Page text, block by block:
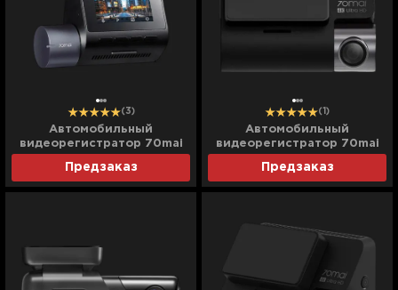
(3)
Автомобильный
видеорегистратор 70mai
Предзаказ
(1)
Автомобильный
видеорегистратор 70mai
(Global)
Предзаказ